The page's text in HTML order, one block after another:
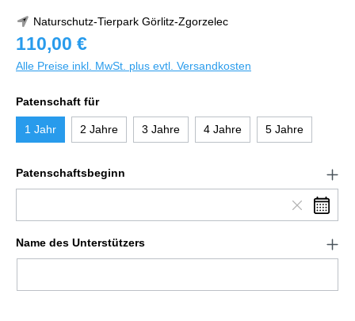
Naturschutz-Tierpark Görlitz-Zgorzelec
110,00 €
Alle Preise inkl. MwSt. plus evtl. Versandkosten
Patenschaft für
1 Jahr 2 Jahre 3 Jahre 4 Jahre 5 Jahre
Patenschaftsbeginn
Name des Unterstützers